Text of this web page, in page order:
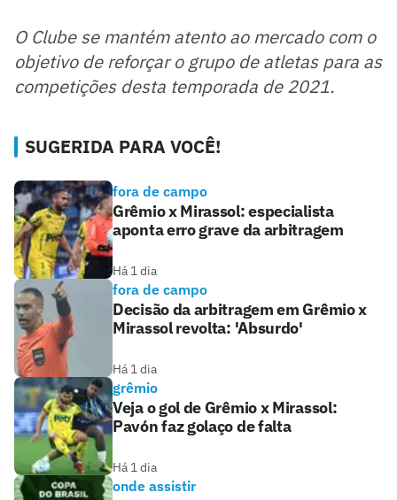
O Clube se mantém atento ao mercado com o
objetivo de reforçar o grupo de atletas para as
competições desta temporada de 2021.
SUGERIDA PARA VOCÊ!
fora de campo
Grêmio x Mirassol: especialista
aponta erro grave da arbitragem
Há 1 dia
fora de campo
Decisão da arbitragem em Grêmio x
Mirassol revolta: 'Absurdo'
Há 1 dia
grêmio
Veja o gol de Grêmio x Mirassol:
Pavón faz golaço de falta
Há 1 dia
onde assistir